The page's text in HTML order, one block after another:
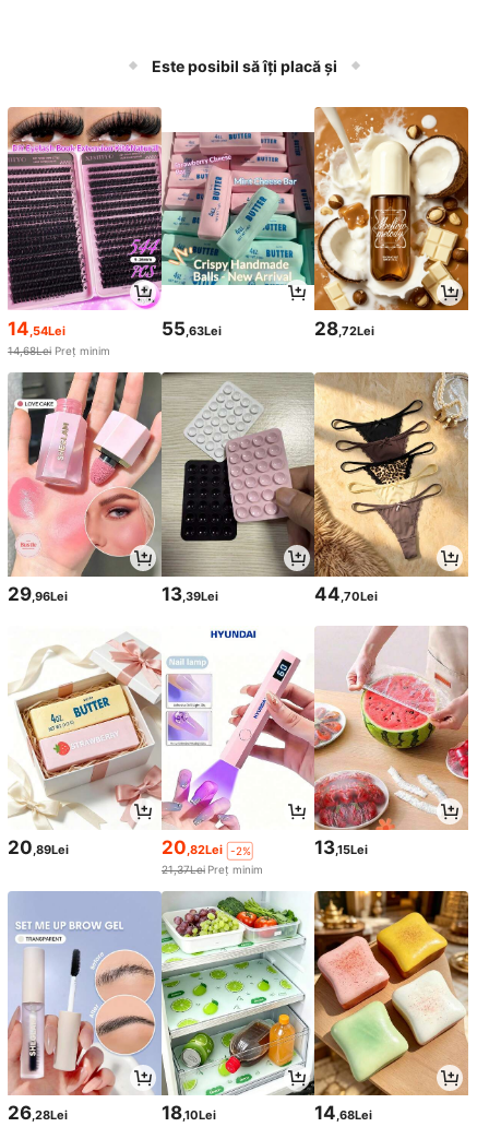
Este posibil să îți placă și
14 ,54Lei
14,68Lei Preț minim
55 ,63Lei 28 ,72Lei
29,96Lei 13,39Lei 44,70Lei
20,89Lei 20,82Lei
-2%
21,37Lei Preț minim
13,15Lei
26,28Lei 18,10Lei 14,68Lei